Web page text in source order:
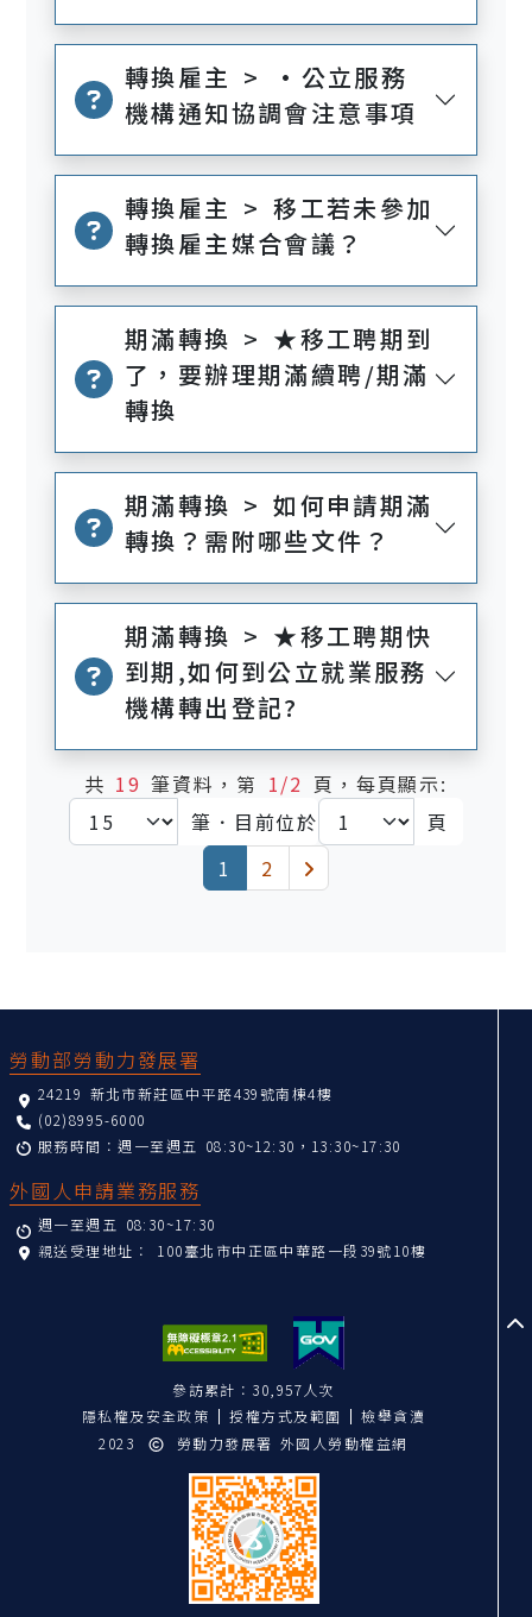
轉換雇主 > •公立服務
機構通知協調會注意事項
轉換雇主 > 移工若未參加
轉換雇主媒合會議？
期滿轉換 > ★移工聘期到
了，要辦理期滿續聘/期滿
轉換
期滿轉換 > 如何申請期滿
轉換？需附哪些文件？
期滿轉換 > ★移工聘期快
到期,如何到公立就業服務
機構轉出登記?
共 19筆資料，第 1/2 頁，每頁顯示:
筆．目前位於
頁
1
(current)
2 下一頁
勞動部勞動力發展署
24219 新北市新莊區中平路439號南棟4樓
(02)8995-6000
服務時間：週一至週五 08:30~12:30，13:30~17:30
外國人申請業務服務
週一至週五 08:30~17:30
親送受理地址： 100臺北市中正區中華路一段39號10樓
參訪累計：30,957人次
隱私權及安全政策
授權方式及範圍
檢舉貪瀆
2023
勞動力發展署 外國人勞動權益網
至